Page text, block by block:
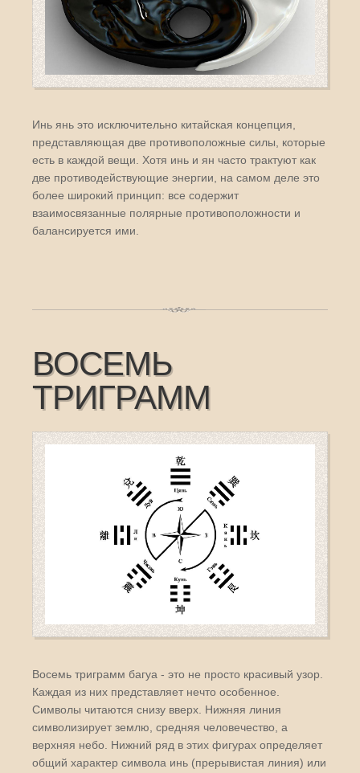
Инь янь это исключительно китайская концепция,
представляющая две противоположные силы, которые
есть в каждой вещи. Хотя инь и ян часто трактуют как
две противодействующие энергии, на самом деле это
более широкий принцип: все содержит
взаимосвязанные полярные противоположности и
балансируется ими.
ВОСЕМЬ
ТРИГРАММ
Восемь триграмм багуа - это не просто красивый узор.
Каждая из них представляет нечто особенное.
Символы читаются снизу вверх. Нижняя линия
символизирует землю, средняя человечество, а
верхняя небо. Нижний ряд в этих фигурах определяет
общий характер символа инь (прерывистая линия) или